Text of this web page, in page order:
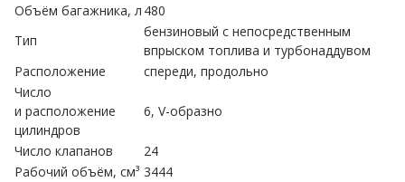
Объём багажника, л 480
Тип
бензиновый с непосредственным
впрыском топлива и турбонаддувом
Расположение
спереди, продольно
Число
и расположение
цилиндров
6, V-образно
Число клапанов
24
Рабочий объём, см³ 3444